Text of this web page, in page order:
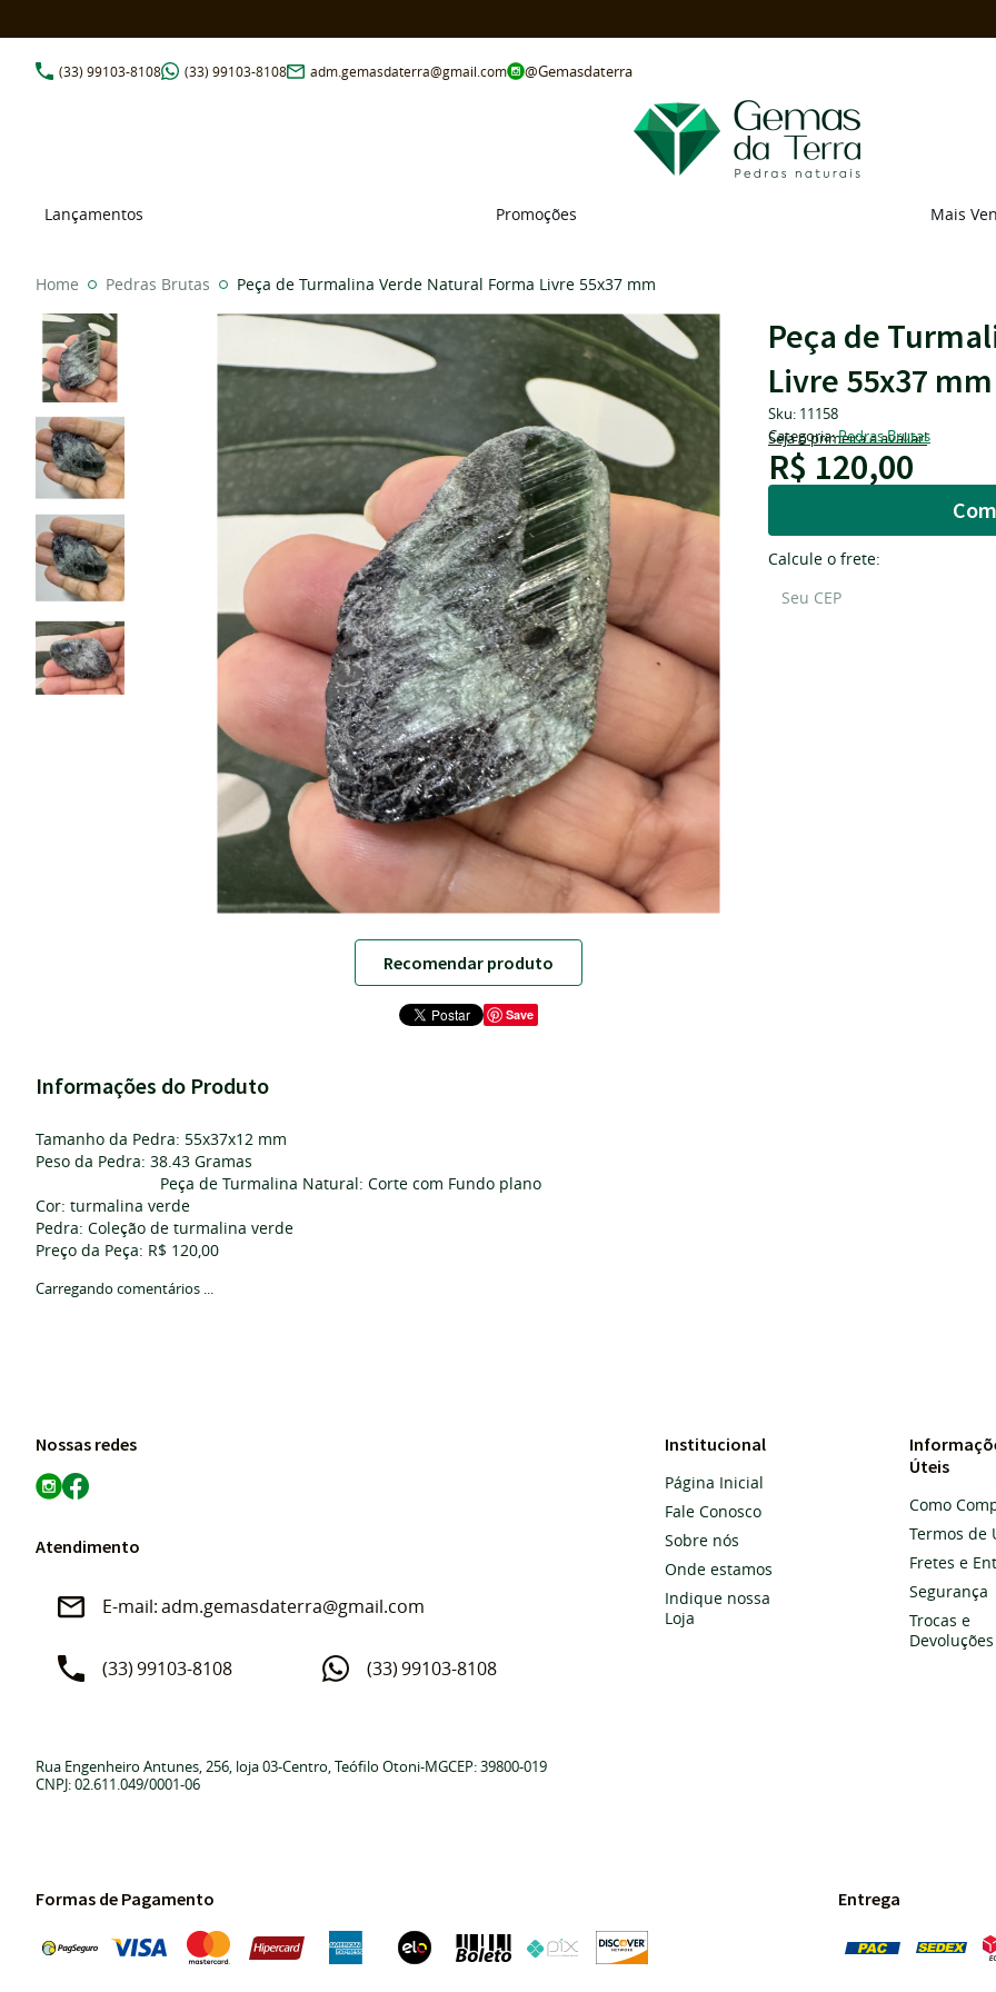
(33) 99103-8108 (33) 99103-8108 adm.gemasdaterra@gmail.com @Gemasdaterra
Lançamentos Promoções Mais
Home Pedras Brutas Peça de Turmalina Verde Natural Forma Livre 55x37 mm
Recomendar produto
Save
Peça de
Livre 55x37 mm
Sku: 11158
Categoria:Pedras Brutas
Seja o primeira a avaliar!
R$ 120,00
Calcule o frete:
Informações do Produto
Tamanho da Pedra: 55x37x12 mm
Peso da Pedra:
Peça de Turmalina Natural: Corte com Fundo plano
Cor: turmalina verde
Pedra: Coleção de turmalina verde
Preço da Peça: R$ 120,00
Carregando comentários ...
Nossas redes
Atendimento
(33)99103-8108 (33)99103-8108
adm.gemasdaterra@gmail.com
Institucional
Página Inicial
Fale Conosco
Sobre nós
Onde estamos
Indique nossa
Loja
Úteis
Como
Termos de
Fretes e
Segurança
Trocas e
Devoluções
Rua Engenheiro Antunes, 256, loja 03-Centro, Teófilo Otoni-MGCEP: 39800-019
CNPJ: 02.611.049/0001-06
Formas de Pagamento Entrega